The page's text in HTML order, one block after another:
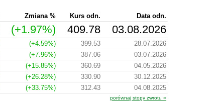
Zmiana % Kurs odn.
Data odn.
(+1.97%) 409.78 03.08.2026
(+4.59%) 399.53
28.07.2026
(+7.96%) 387.06
03.07.2026
(+15.85%) 360.69
04.05.2026
(+26.28%) 330.90
30.12.2025
(+33.75%) 312.43 04.08.2025
porównaj stopy zwrotu »